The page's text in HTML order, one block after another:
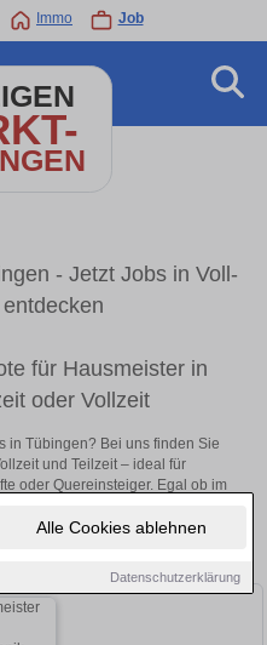
Alle Cookies ablehnen
Datenschutzerklärung
Immo Job
- Jetzt Jobs in Voll-
für Hausmeister in
oder Vollzeit
in Tübingen? Bei uns finden Sie
und Teilzeit – ideal für
oder Quereinsteiger. Egal ob im
Sie jetzt neue Chancen in Ihrer
passende Hausmeister-Stellen